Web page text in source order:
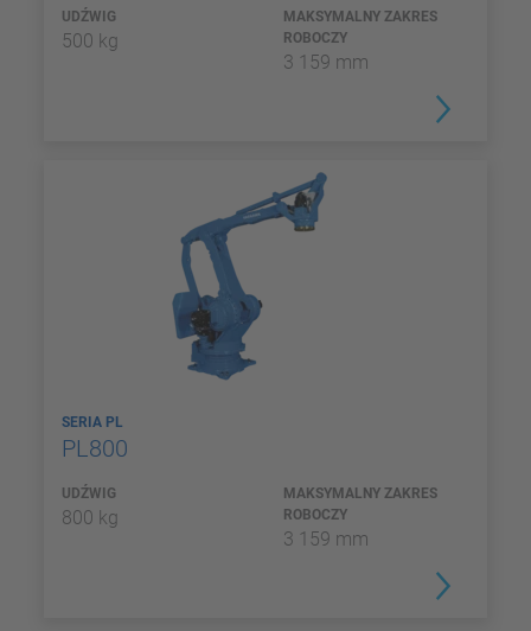
UDŹWIG
500 kg
MAKSYMALNY ZAKRES
ROBOCZY
3 159 mm
SERIA PL
PL800
UDŹWIG
800 kg
MAKSYMALNY ZAKRES
ROBOCZY
3 159 mm